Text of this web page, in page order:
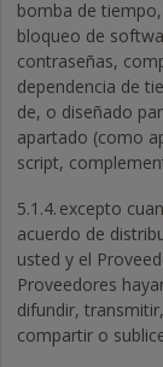
bomba de
bloqueo de
contraseñas,
dependencia de
de, o diseñado
apartado (como
script,
5.1.4. excepto
acuerdo de
usted y el
Proveedores
difundir,
compartir o